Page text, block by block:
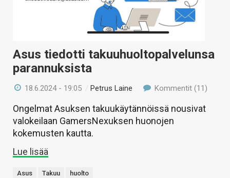
Asus tiedotti takuuhuoltopalvelunsa
parannuksista
18.6.2024 - 19:05 /Petrus Laine Kommentit (11)
Ongelmat Asuksen takuukäytännöissä nousivat
valokeilaan GamersNexuksen huonojen
kokemusten kautta.
Lue lisää
Asus Takuu huolto